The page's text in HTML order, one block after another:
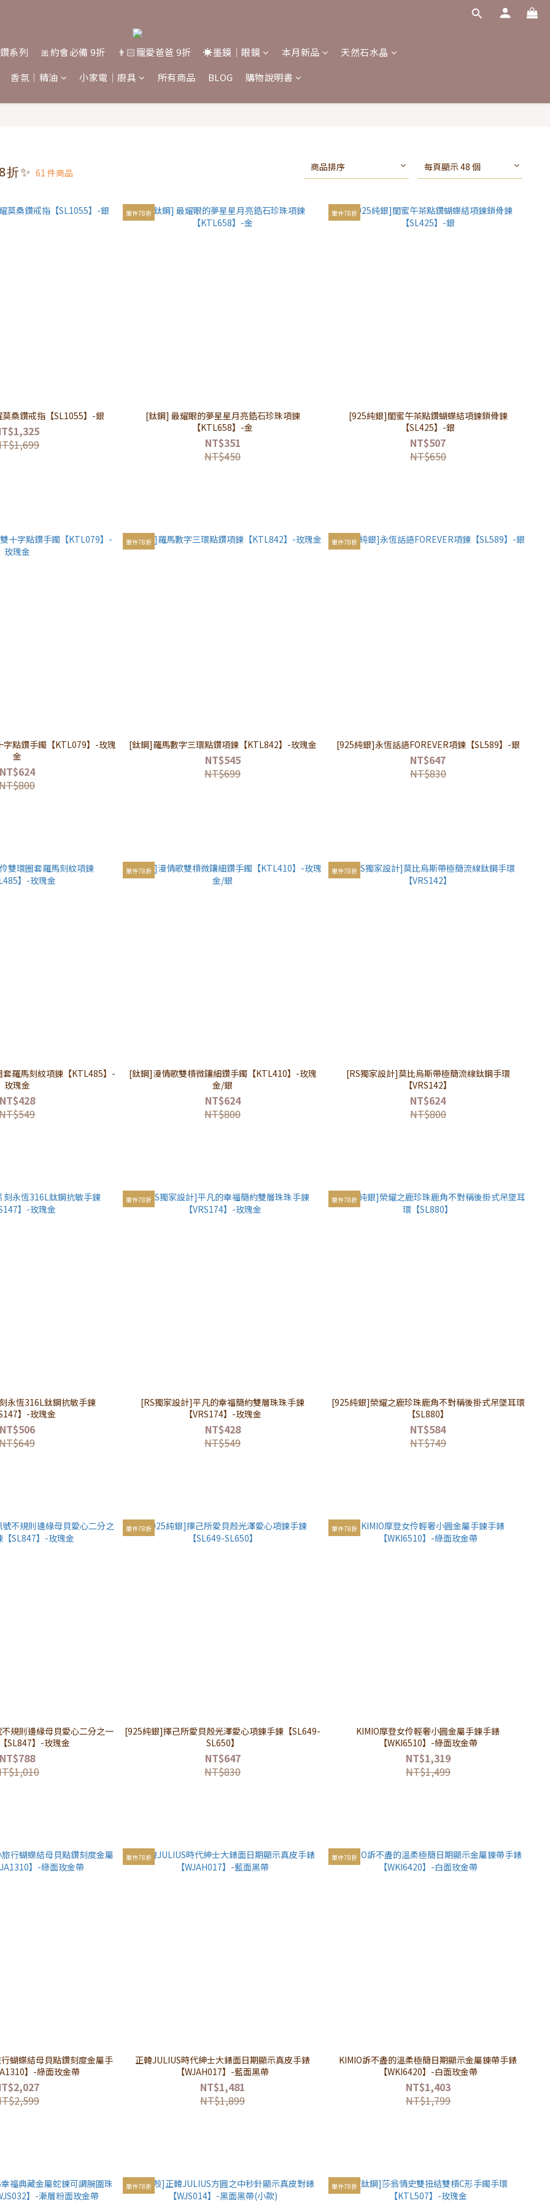
系列 🎀約會必備 9折 👨🏻寵愛爸爸 9折 ☀️墨鏡｜眼鏡 本月新品
天然石水晶
香氛｜精油 小家電｜廚具 所有商品 BLOG 購物說明書
折✨61 件商品 商品排序 每頁顯示 48 個
桑鑽戒指【SL1055】-銀
單件78折
[鈦鋼] 最耀眼的夢星星月亮鋯石珍珠項鍊
【KTL658】-金
NT$351
NT$450
單件78折
[925純銀]閨蜜午茶點鑽蝴蝶結項鍊鎖骨鍊
【SL425】-銀
NT$507
NT$650
字點鑽手鐲【KTL079】-玫瑰
金
NT$624
單件78折
[鈦鋼]羅馬數字三環點鑽項鍊【KTL842】-玫瑰金
NT$545
NT$699
單件78折
[925純銀]永恆話語FOREVER項鍊【SL589】-銀
NT$647
NT$830
羅馬刻紋項鍊【KTL485】-
玫瑰金
NT$428
單件78折
[鈦鋼]漫情歌雙槓微鑲細鑽手鐲【KTL410】-玫瑰
金/銀
NT$624
NT$800
單件78折
[RS獨家設計]莫比烏斯帶極簡流線鈦鋼手環
【VRS142】
NT$624
NT$800
永恆316L鈦鋼抗敏手鍊
】-玫瑰金
NT$506
單件78折
[RS獨家設計]平凡的幸福簡約雙層珠珠手鍊
【VRS174】-玫瑰金
NT$428
NT$549
單件78折
[925純銀]榮耀之鹿珍珠鹿角不對稱後掛式吊墜耳環
【SL880】
NT$584
NT$749
規則邊緣母貝愛心二分之一
SL847】-玫瑰金
NT$788
單件78折
[925純銀]擇己所愛貝殼光澤愛心項鍊手鍊【SL649-
SL650】
NT$647
NT$830
單件78折
KIMIO摩登女伶輕奢小圓金屬手鍊手錶
【WKI6510】-綠面玫金帶
NT$1,319
NT$1,499
蝴蝶結母貝點鑽刻度金屬手
】-綠面玫金帶
單件78折
正韓JULIUS時代紳士大錶面日期顯示真皮手錶
【WJAH017】-藍面黑帶
NT$1,481
NT$1,899
單件78折
KIMIO訴不盡的溫柔極簡日期顯示金屬錬帶手錶
【WKI6420】-白面玫金帶
NT$1,403
NT$1,799
單件78折 單件78折